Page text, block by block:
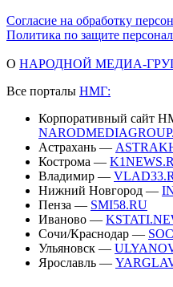
Согласие на обработку
Политика по защите
О НАРОДНОЙ МЕДИА-
Все порталы НМГ:
Корпоративный сайт
Астрахань —
Кострома —
Владимир —
Нижний Новгород —
Пенза — SMI58.RU
Иваново —
Сочи/Краснодар —
Ульяновск —
Ярославль —